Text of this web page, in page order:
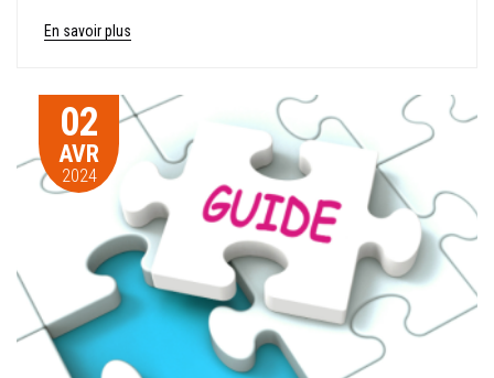
En savoir plus
02
AVR
2024